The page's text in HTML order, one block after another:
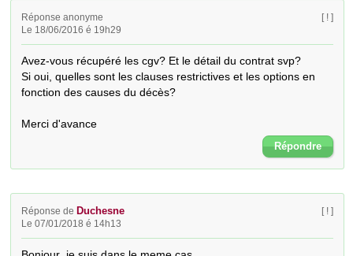
Réponse anonyme
Le 18/06/2016 é 19h29
[ ! ]
Avez-vous récupéré les cgv? Et le détail du contrat svp?
Si oui, quelles sont les clauses restrictives et les options en
fonction des causes du décès?
Merci d'avance
Répondre
Réponse de Duchesne
Le 07/01/2018 é 14h13
[ ! ]